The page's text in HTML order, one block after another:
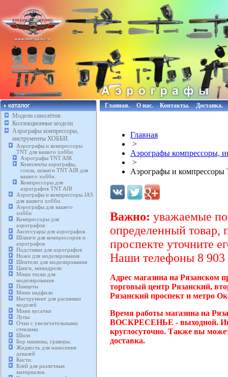
Модели самолётов.
Коллекционные модели
Аэрографы компрессоры,
инструменты ХОББИ.
Аэрографы и компрессоры
TNT для вашего хобби.
Аэрографы TNT AIR
Комплекты аэрографы,
сопла, шланги TNT AIR для
вашего хобби.
Компрессоры для
аэрографов TNT AIR
Аэрографы и компрессоры JAS
для вашего хобби.
Аэрографы для вашего
хобби
Компрессоры для
аэрографов
Аксессуары для аэрографов
Шланги для компрессоров и
аэрографов
Подставки для аэрографов
Ножи для моделирования
Шпатели для моделирования
Цанги, минидрели
Мини тиски для
моделирования
Пинцеты
Мини надфили
Инструмент для расшивки
моделей
Мини кусачки
Лупы
Очки с увеличительными
стеклами
Шило
Бор машины, граверы.
Жидкость для нанесения
декалей
Кисти.
Клей для различных
материалов.
Главная. О нас. Контакты. Доставка.
Главная
>
Аэрографы компрессоры,
>
Аэрографы и компрессоры
Важно: уважаемые
определенный товар,
проспекте уточните
Наши телефоны 8 903
Адрес магазина на Рязанском
торговый центр Рязанский,
Рязанский проспект и метро
Время работы магазина на
ВОСКРЕСЕНЬЕ - выходной.
круглосуточно. Также вы
доставка.